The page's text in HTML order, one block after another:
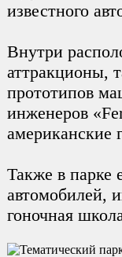
известного
Внутри
аттракционы,
прототипов
инженеров
американские
Также в парке
автомобилей,
гоночная